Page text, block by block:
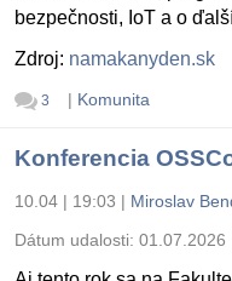
bezpečnosti, IoT a o
Zdroj: namakanyden.sk
3 | Komunita
Konferencia
10.04 | 19:03 | Miroslav
Dátum udalosti: 01.07.2026